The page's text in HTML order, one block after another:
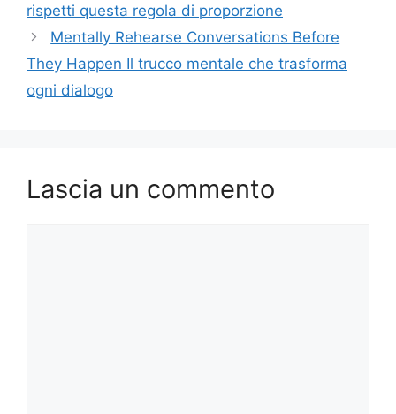
rispetti questa regola di proporzione
Mentally Rehearse Conversations Before
They Happen Il trucco mentale che trasforma
ogni dialogo
Lascia un commento